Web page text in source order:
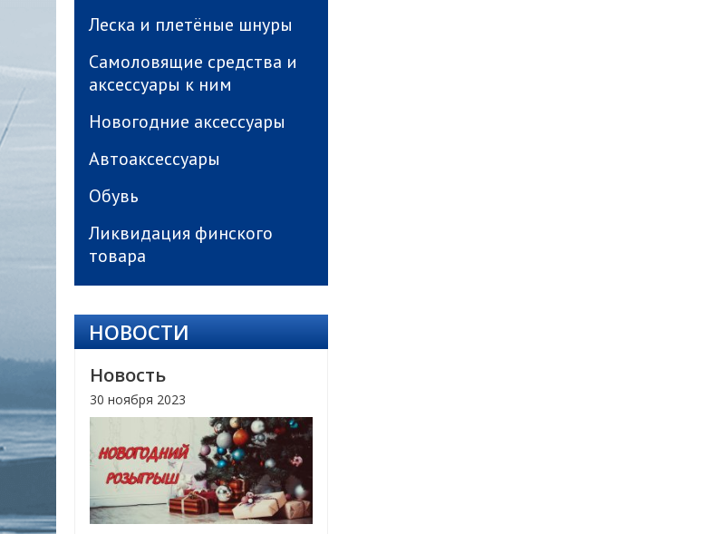
Леска и плетёные шнуры
Самоловящие средства и
аксессуары к ним
Новогодние аксессуары
Автоаксессуары
Обувь
Ликвидация финского
товара
НОВОСТИ
Новость
30 ноября 2023